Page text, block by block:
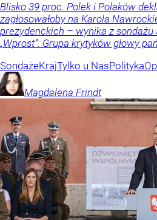
Blisko 39 proc. Polek i Polaków
zagłosowałoby na Karola
prezydenckich – wynika z sondażu
„Wprost”. Grupa krytyków głowy
SondażeKrajTylko u NasPolityka
Magdalena Frindt